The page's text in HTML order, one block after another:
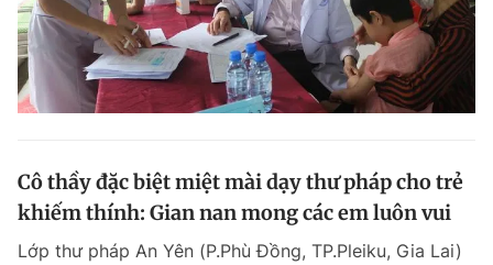
Cô thầy đặc biệt miệt mài dạy thư pháp cho trẻ
khiếm thính: Gian nan mong các em luôn vui
Lớp thư pháp An Yên (P.Phù Đồng, TP.Pleiku, Gia Lai)